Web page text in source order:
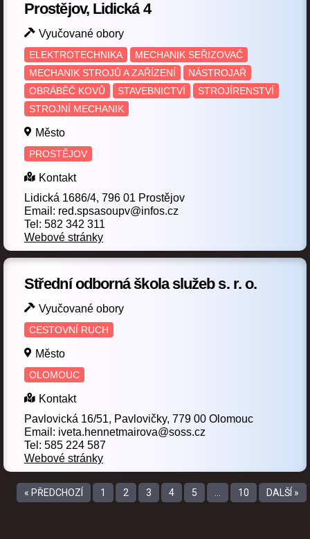
Tiskař na polygrafických strojích
Truhlář (5) Truhlářská a čalounická výroba (2)
uměleckořemeslné zpracování dřeva (1)
Uměleckořemeslné zpracování kovů (1)
Umělecký kovář a zámečník
Včelař (1) Veřejnosprávní činnost
Výrobce kožedělného zboží
Výrobce potravin Zahradnická výroba
Zahradnické práce
Zahradník (5) Zednické práce (3) Zedník (6)
Zemědělec-farmář (3) Zpracování usní (1)
Prostějov, Lidická 4
Vyučované obory
ELEKTROTECHNIKA
MECHANIK SEŘIZOVAČ
MECHANIK STROJŮ A ZAŘÍZENÍ
NÁSTROJAŘ
OBRÁBĚČ KOVŮ
STAVEBNICTVÍ
STROJÍRENSTVÍ
STROJNÍ MECHANIK
Město
PROSTĚJOV
Kontakt
Lidická 1686/4, 796 01 Prostějov
Email: red.spsasoupv@infos.cz
Tel: 582 342 311
Webové stránky
Střední odborná škola služeb s. r. o.
Vyučované obory
CESTOVNÍ RUCH
Město
OLOMOUC
Kontakt
Pavlovická 16/51, Pavlovičky, 779 00 Olomouc
Email: iveta.hennetmairova@soss.cz
Tel: 585 224 587
Webové stránky
« PŘEDCHOZÍ 1 2 3 4 5 10 DALŠÍ »